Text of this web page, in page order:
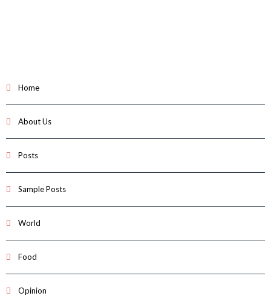
Home
About Us
Posts
Sample Posts
World
Food
Opinion